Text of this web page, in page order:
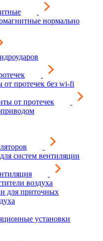
нормально
протечек без wi-fi
от протечек
систем вентиляции
воздуха
для приточных
установки